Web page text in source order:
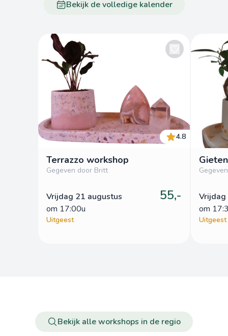
Bekijk de volledige kalender
4.8
Terrazzo workshop
Gegeven door Britt
Vrijdag 21 augustus
om 17:00u
55,-
Uitgeest
Vrijdag
om
Uitgeest
Bekijk alle workshops in de regio